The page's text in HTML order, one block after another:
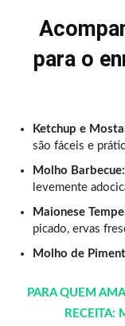
para o
Ketchup e
são fáceis e
Molho Barbecue:
levemente
Maionese
picado, ervas
Molho de
PARA QUEM
RECEITA: